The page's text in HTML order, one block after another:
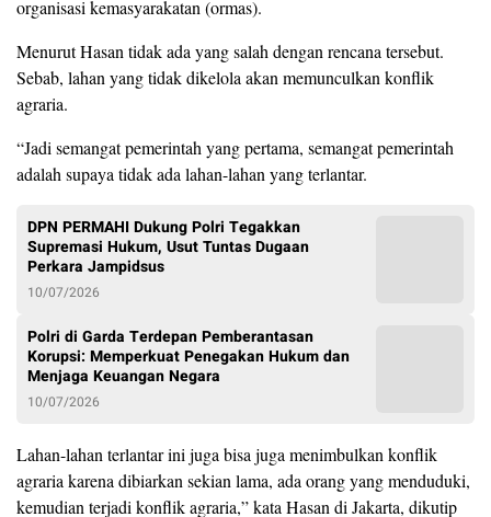
organisasi kemasyarakatan (ormas).
Menurut Hasan tidak ada yang salah dengan rencana tersebut.
Sebab, lahan yang tidak dikelola akan memunculkan konflik
agraria.
“Jadi semangat pemerintah yang pertama, semangat pemerintah
adalah supaya tidak ada lahan-lahan yang terlantar.
DPN PERMAHI Dukung Polri Tegakkan
Supremasi Hukum, Usut Tuntas Dugaan
Perkara Jampidsus
10/07/2026
Polri di Garda Terdepan Pemberantasan
Korupsi: Memperkuat Penegakan Hukum dan
Menjaga Keuangan Negara
10/07/2026
Lahan-lahan terlantar ini juga bisa juga menimbulkan konflik
agraria karena dibiarkan sekian lama, ada orang yang menduduki,
kemudian terjadi konflik agraria,” kata Hasan di Jakarta, dikutip